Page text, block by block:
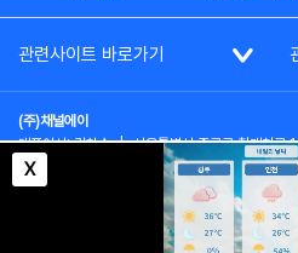
X
관련사이트 바로가기
(주)채널에이
대표이사: 김차수 | 서울특별시 종로구 청계천로
부가통신사업신고: 022357호 | 사업자등록번
대표전화: (02)2020-3114
시청자상담실:
통신판매업신고: 제2012-서울종로-0195호
COPYRIGHT(c) SINCE 2023,CHANNEL A